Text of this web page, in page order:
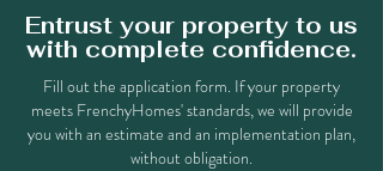
Entrust your property to us
with complete confidence.
Fill out the application form. If your property
meets FrenchyHomes' standards, we will provide
you with an estimate and an implementation plan,
without obligation.